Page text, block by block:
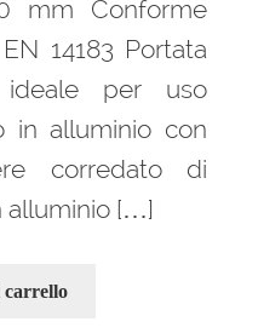
mm Conforme
14183 Portata
per uso
in alluminio con
corredato di
alluminio […]
carrello